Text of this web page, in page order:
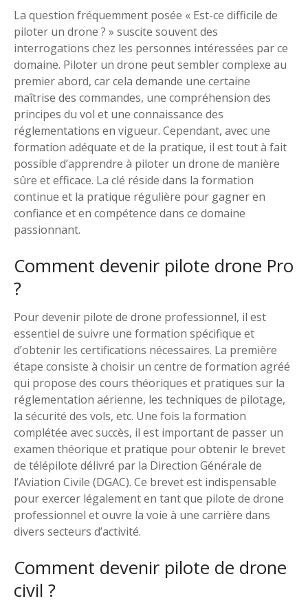
La question fréquemment posée « Est-ce difficile de
piloter un drone ? » suscite souvent des
interrogations chez les personnes intéressées par ce
domaine. Piloter un drone peut sembler complexe au
premier abord, car cela demande une certaine
maîtrise des commandes, une compréhension des
principes du vol et une connaissance des
réglementations en vigueur. Cependant, avec une
formation adéquate et de la pratique, il est tout à fait
possible d’apprendre à piloter un drone de manière
sûre et efficace. La clé réside dans la formation
continue et la pratique régulière pour gagner en
confiance et en compétence dans ce domaine
passionnant.
Comment devenir pilote drone Pro
?
Pour devenir pilote de drone professionnel, il est
essentiel de suivre une formation spécifique et
d’obtenir les certifications nécessaires. La première
étape consiste à choisir un centre de formation agréé
qui propose des cours théoriques et pratiques sur la
réglementation aérienne, les techniques de pilotage,
la sécurité des vols, etc. Une fois la formation
complétée avec succès, il est important de passer un
examen théorique et pratique pour obtenir le brevet
de télépilote délivré par la Direction Générale de
l’Aviation Civile (DGAC). Ce brevet est indispensable
pour exercer légalement en tant que pilote de drone
professionnel et ouvre la voie à une carrière dans
divers secteurs d’activité.
Comment devenir pilote de drone
civil ?